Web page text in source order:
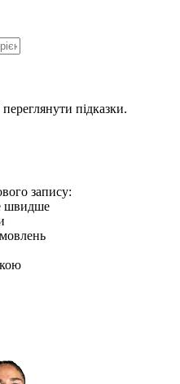
підказки.
запису:
швидше